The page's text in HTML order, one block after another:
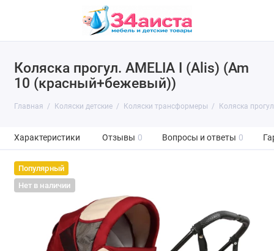
Коляска прогул. AMELIA I (Alis) (Am
10 (красный+бежевый))
Главная Коляски детские Коляски трансформеры Коляска
Характеристики Отзывы 0 Вопросы и ответы 0
Популярный
Нет в наличии